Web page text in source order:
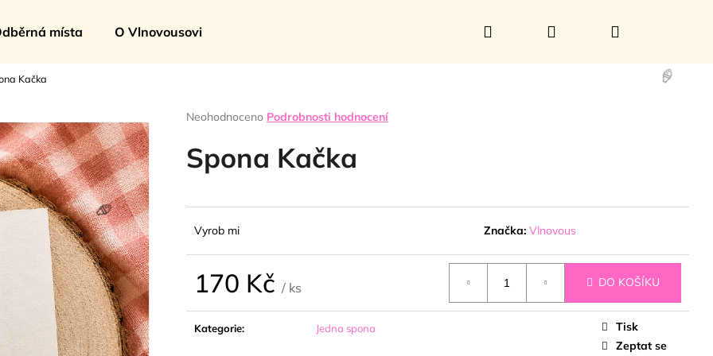
🍦
místa O Vlnovousovi Hledat PřihlášeníNákupní
Kačka
Průměrné
produktu
je
5
Neohodnoceno Podrobnosti hodnocení
Spona Kačka
Vyrob mi Značka: Vlnovous
170 Kč / ks DO KOŠÍKU
Kategorie: Jedna spona
Tisk
Zeptat se
Co potřebujete najít?
HLEDAT
Doporučujeme